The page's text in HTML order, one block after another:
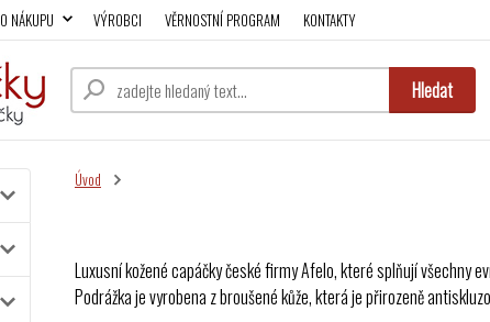
O NÁKUPU VÝROBCI VĚRNOSTNÍ PROGRAM KONTAKTY
Hledat
Úvod
Luxusní kožené capáčky české firmy Afelo, které splňují všechny
Podrážka je vyrobena z broušené kůže, která je přirozeně